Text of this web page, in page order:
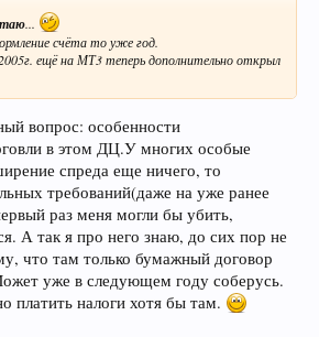
...
счёта то уже год.
ещё на МТ3 теперь дополнительно открыл
вопрос: особенности
в этом ДЦ.У многих особые
спреда еще ничего, то
требований(даже на уже ранее
раз меня могли бы убить,
А так я про него знаю, до сих пор не
что там только бумажный договор
уже в следующем году соберусь.
платить налоги хотя бы там.